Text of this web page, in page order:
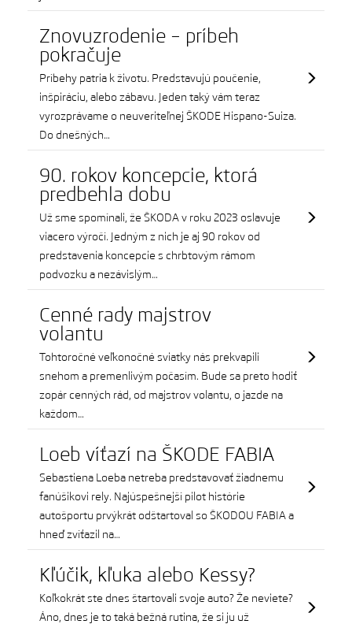
Znovuzrodenie – príbeh
pokračuje
Príbehy patria k životu. Predstavujú poučenie,
inšpiráciu, alebo zábavu. Jeden taký vám teraz
vyrozprávame o neuveriteľnej ŠKODE Hispano-Suiza.
Do dnešných…
90. rokov koncepcie, ktorá
predbehla dobu
Už sme spomínali, že ŠKODA v roku 2023 oslavuje
viacero výročí. Jedným z nich je aj 90 rokov od
predstavenia koncepcie s chrbtovým rámom
podvozku a nezávislým…
Cenné rady majstrov
volantu
Tohtoročné veľkonočné sviatky nás prekvapili
snehom a premenlivým počasím. Bude sa preto hodiť
zopár cenných rád, od majstrov volantu, o jazde na
každom…
Loeb víťazí na ŠKODE FABIA
Sebastiena Loeba netreba predstavovať žiadnemu
fanúšikovi rely. Najúspešnejší pilot histórie
autošportu prvýkrát odštartoval so ŠKODOU FABIA a
hneď zvíťazil na…
Kľúčik, kľuka alebo Kessy?
Koľkokrát ste dnes štartovali svoje auto? Že neviete?
Áno, dnes je to taká bežná rutina, že si ju už